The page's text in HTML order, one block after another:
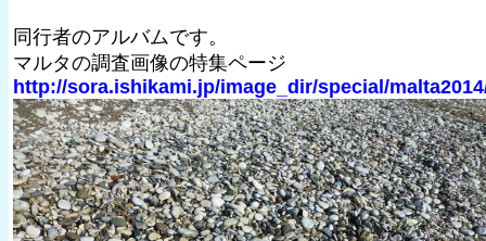
同行者のアルバムです。
マルタの調査画像の特集ページ
http://sora.ishikami.jp/image_dir/special/